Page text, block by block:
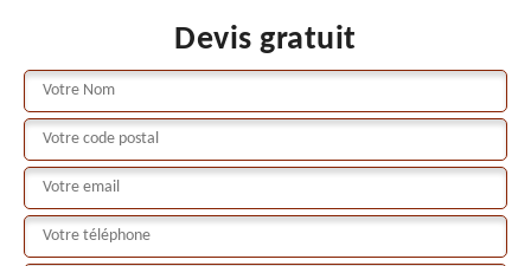
Devis gratuit